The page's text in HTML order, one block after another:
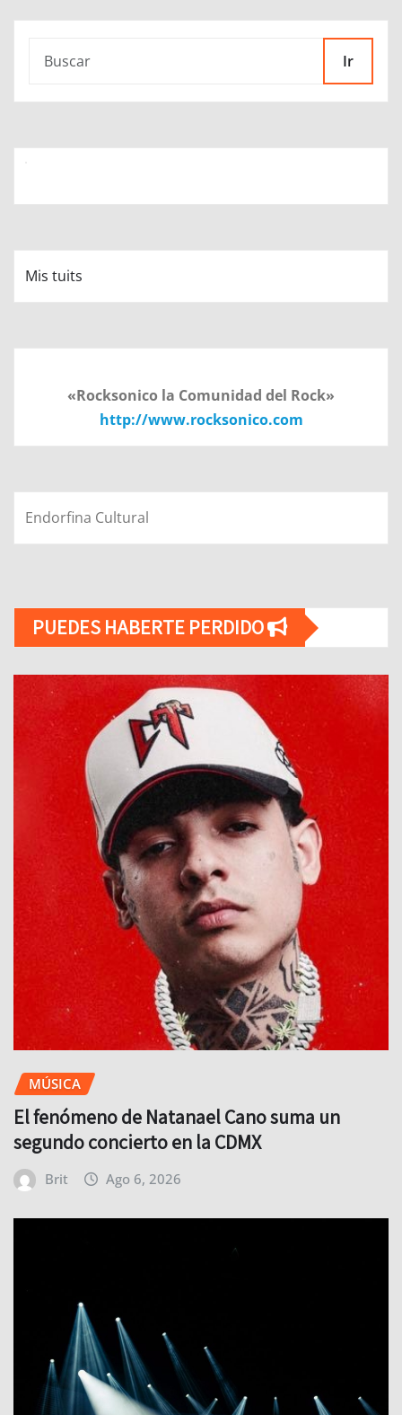
Ir
Mis tuits
«Rocksonico la Comunidad del Rock»
http://www.rocksonico.com
Endorfina Cultural
PUEDES HABERTE PERDIDO
MÚSICA
El fenómeno de Natanael Cano suma un
segundo concierto en la CDMX
Brit Ago 6, 2026